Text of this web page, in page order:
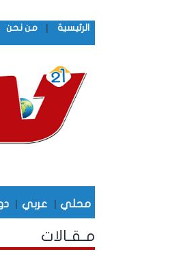
الرئيسية | من نحن
محلي | عربي |
مـقـالات